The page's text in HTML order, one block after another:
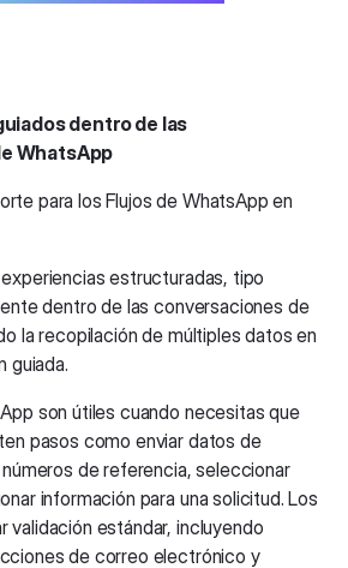
dentro de las
WhatsApp
para los Flujos de WhatsApp en
estructuradas, tipo
dentro de las conversaciones de
la recopilación de múltiples datos en
guiada.
son útiles cuando necesitas que
pasos como enviar datos de
de referencia, seleccionar
información para una solicitud. Los
validación estándar, incluyendo
de correo electrónico y